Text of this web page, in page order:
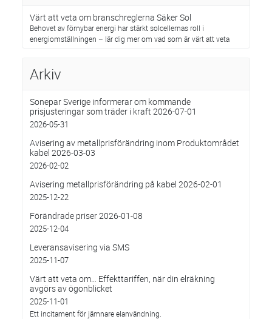
Värt att veta om branschreglerna Säker Sol
Behovet av förnybar energi har stärkt solcellernas roll i
energiomställningen – lär dig mer om vad som är värt att veta
Arkiv
Sonepar Sverige informerar om kommande
prisjusteringar som träder i kraft 2026-07-01
2026-05-31
Avisering av metallprisförändring inom Produktområdet
kabel 2026-03-03
2026-02-02
Avisering metallprisförändring på kabel 2026-02-01
2025-12-22
Förändrade priser 2026-01-08
2025-12-04
Leveransavisering via SMS
2025-11-07
Värt att veta om… Effekttariffen, när din elräkning
avgörs av ögonblicket
2025-11-01
Ett incitament för jämnare elanvändning.